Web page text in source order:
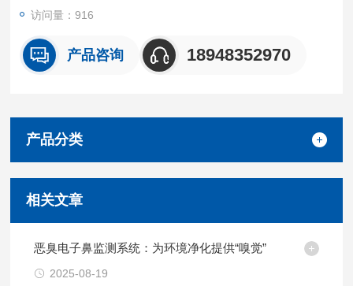
访问量：916
产品咨询 18948352970
产品分类
相关文章
恶臭电子鼻监测系统：为环境净化提供“嗅觉”
2025-08-19